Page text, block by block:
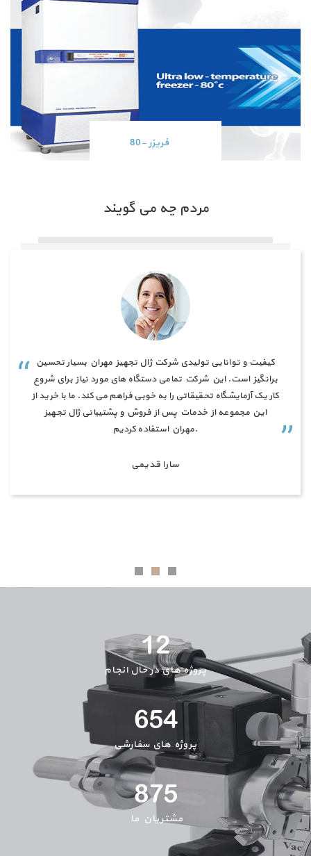
فریزر -80
مردم چه می گویند
کیفیت و توانایی تولیدی شرکت ژال تجهیز مهران بسیار تحسین
برانگیز است. این شرکت تمامی دستگاه های مورد نیاز برای شروع
کار یک آزمایشگاه تحقیقاتی را به خوبی فراهم می کند. ما با خرید از
این مجموعه از خدمات پس از فروش و پشتیبانی ژال تجهیز
مهران استفاده کردیم.
سارا قدیمی
دستگاه لامینار فلو این مجموعه نسل جدیدی از دستگاه های
توزیع فشار هوا یکنواخت در محیط می باشد که برای اتاق عمل
جراحی بیمارستان به گونه ای طراحی شده اند که محیط روی تخت
جراحی و اطراف آن را به فضایی عاری از میکروب، ویروس و سایر
آلودگی ها تبدیل کرده و آسایش و رفاه بیمار و جراح را نیز فراهم می
یک مکان تمیز و مناسب برای آزمایشگاه ها و محیط های
12
پروژه های در حال انجام
654
پروژه های سفارشی
875
مشتریان ما